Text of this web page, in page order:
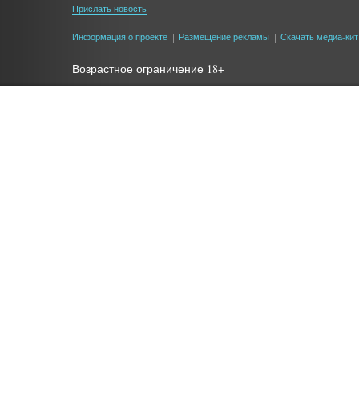
Прислать новость
Информация о проекте Размещение рекламы Скачать медиа-кит
Возрастное ограничение 18+